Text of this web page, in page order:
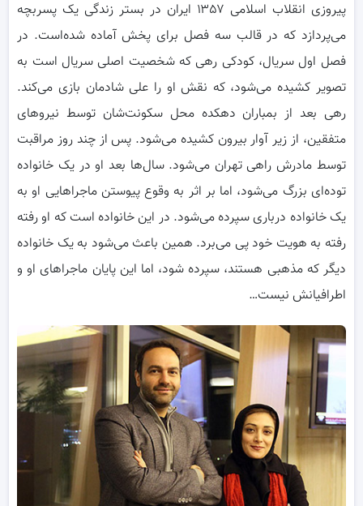
پیروزی انقلاب اسلامی ۱۳۵۷ ایران در بستر زندگی یک پسربچه
می‌پردازد که در قالب سه فصل برای پخش آماده شده‌است. در
فصل اول سریال، کودکی رهی که شخصیت اصلی سریال است به
تصویر کشیده می‌شود، که نقش او را علی شادمان بازی می‌کند.
رهی بعد از بمباران دهکده محل سکونت‌شان توسط نیروهای
متفقین، از زیر آوار بیرون کشیده می‌شود. پس از چند روز مراقبت
توسط مادرش راهی تهران می‌شود. سال‌ها بعد او در یک خانواده
توده‌ای بزرگ می‌شود، اما بر اثر به وقوع پیوستن ماجراهایی او به
یک خانواده درباری سپرده می‌شود. در این خانواده است که او رفته
رفته به هویت خود پی می‌برد. همین باعث می‌شود به یک خانواده
دیگر که مذهبی هستند، سپرده شود، اما این پایان ماجراهای او و
اطرافیانش نیست…